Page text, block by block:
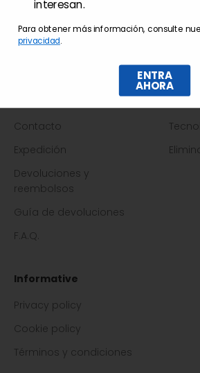
Sede legal| Via San Gaetano, 200,
Montebelluna (TV)
Sede operativa
Contacto
Expedición
Devoluciones y
reembolsos
Guía de devoluciones
F.A.Q.
Informative
Privacy policy
Cookie policy
Términos y condiciones
interesan.
Para obtener más información, consulte
privacidad.
ENTRA
AHORA